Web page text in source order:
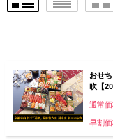
おせ
吹【
通常価
早割